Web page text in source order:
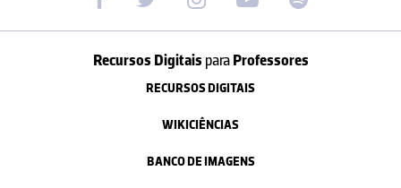
Recursos Digitais paraProfessores
RECURSOS DIGITAIS
WIKICIÊNCIAS
BANCO DE IMAGENS